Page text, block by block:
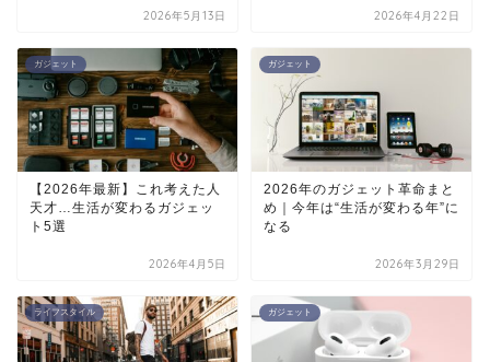
2026年5月13日 2026年4月22日
ガジェット
【2026年最新】これ考えた人
天才…生活が変わるガジェッ
ト5選
2026年4月5日
ガジェット
2026年のガジェット革命まと
め｜今年は“生活が変わる年”に
なる
2026年3月29日
ライフスタイル ガジェット